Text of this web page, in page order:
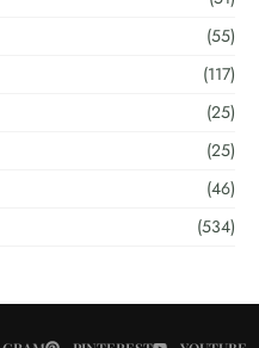
(55)
(117)
(25)
(25)
(46)
(534)